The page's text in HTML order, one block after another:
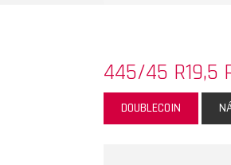
445/45 R19,5
DOUBLECOIN